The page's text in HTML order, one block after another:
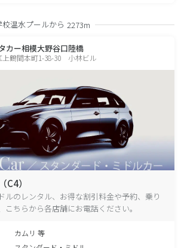
温水プールから 2273m
カー相模大野谷口陸橋
上鶴間本町1-38-30 小林ビル
C4）
ルのレンタル、お得な割引料金や予約、乗り
こちらから各店舗にお電話ください。
カムリ 等